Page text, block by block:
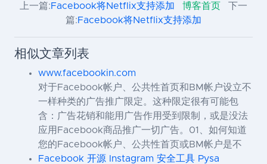
上一篇:Facebook将Netflix支持添加 博客首页
下一
篇:Facebook将Netflix支持添加
相似文章列表
www.facebookin.com
对于Facebook帐户、公共性首页和BM帐户设立不
一样种类的广告推广限定。这种限定很有可能包
含：广告花销和能用广告作用受到限制，或是没法
应用Facebook商品推广一切广告。01、如何知道
您的Facebook帐户、公共性首页或BM帐户是不
Facebook 开源 Instagram 安全工具 Pysa